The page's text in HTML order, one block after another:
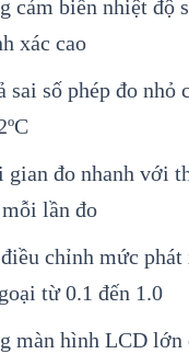
cảm biến nhiệt độ
xác cao
sai số phép đo nhỏ
gian đo nhanh với
lần đo
chỉnh mức phát
từ 0.1 đến 1.0
màn hình LCD lớn